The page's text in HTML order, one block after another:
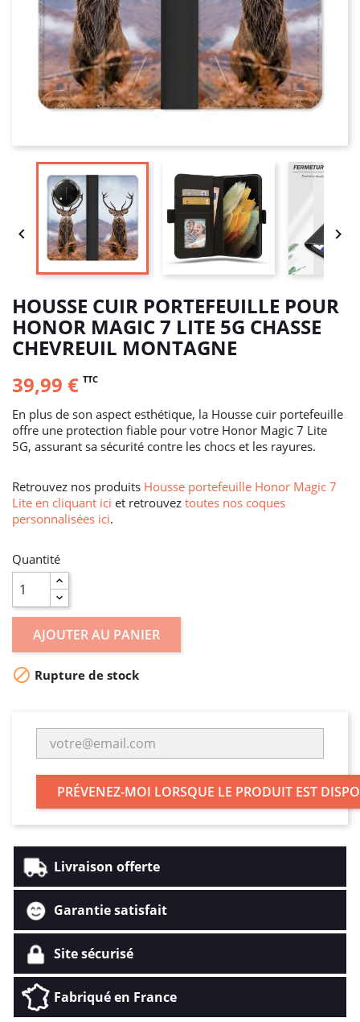
 
HOUSSE CUIR PORTEFEUILLE POUR
HONOR MAGIC 7 LITE 5G CHASSE
CHEVREUIL MONTAGNE
39,99 € TTC
En plus de son aspect esthétique, la Housse cuir portefeuille
offre une protection fiable pour votre Honor Magic 7 Lite
5G, assurant sa sécurité contre les chocs et les rayures.
Retrouvez nos produits Housse portefeuille Honor Magic 7
Lite en cliquant ici et retrouvez toutes nos coques
personnalisées ici.
Quantité
AJOUTER AU PANIER
 Rupture de stock
PRÉVENEZ-MOI LORSQUE LE PRODUIT EST
Livraison offerte
Garantie satisfait
Site sécurisé
Fabriqué en France